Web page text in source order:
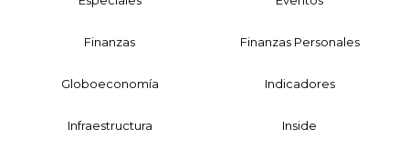
Finanzas Finanzas Personales
Globoeconomía Indicadores
Infraestructura Inside